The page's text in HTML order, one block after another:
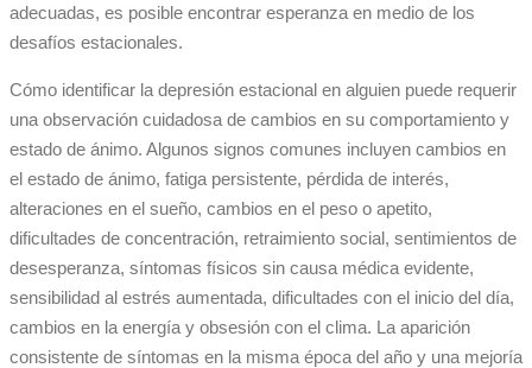
adecuadas, es posible encontrar esperanza en medio de los
desafíos estacionales.
Cómo identificar la depresión estacional en alguien puede requerir
una observación cuidadosa de cambios en su comportamiento y
estado de ánimo. Algunos signos comunes incluyen cambios en
el estado de ánimo, fatiga persistente, pérdida de interés,
alteraciones en el sueño, cambios en el peso o apetito,
dificultades de concentración, retraimiento social, sentimientos de
desesperanza, síntomas físicos sin causa médica evidente,
sensibilidad al estrés aumentada, dificultades con el inicio del día,
cambios en la energía y obsesión con el clima. La aparición
consistente de síntomas en la misma época del año y una mejoría